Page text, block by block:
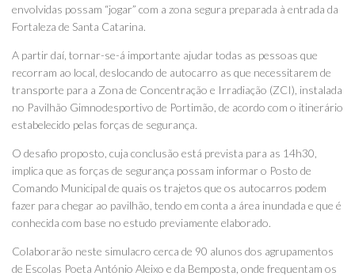
envolvidas possam “jogar” com a zona segura preparada à entrada da
Fortaleza de Santa Catarina.
A partir daí, tornar-se-á importante ajudar todas as pessoas que
recorram ao local, deslocando de autocarro as que necessitarem de
transporte para a Zona de Concentração e Irradiação (ZCI), instalada
no Pavilhão Gimnodesportivo de Portimão, de acordo com o itinerário
estabelecido pelas forças de segurança.
O desafio proposto, cuja conclusão está prevista para as 14h30,
implica que as forças de segurança possam informar o Posto de
Comando Municipal de quais os trajetos que os autocarros podem
fazer para chegar ao pavilhão, tendo em conta a área inundada e que é
conhecida com base no estudo previamente elaborado.
Colaborarão neste simulacro cerca de 90 alunos dos agrupamentos
de Escolas Poeta António Aleixo e da Bemposta, onde frequentam os